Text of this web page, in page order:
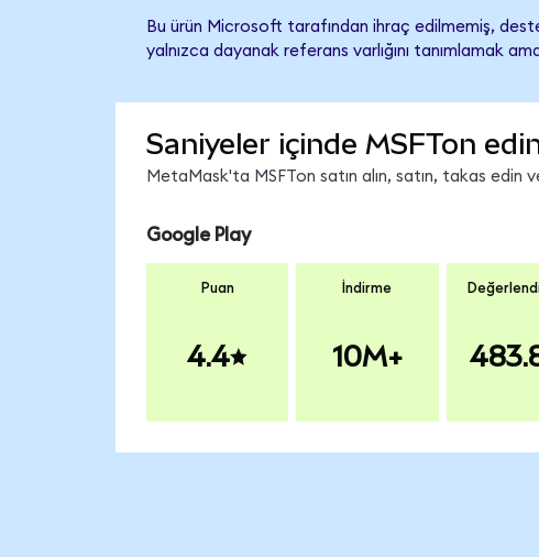
Bu ürün Microsoft tarafından ihraç edilmemiş,
yalnızca dayanak referans varlığını tanımlamak
Saniyeler içinde MSFTon
MetaMask'ta MSFTon satın alın, satın, takas edin
Google Play
Puan
4.4
İndirme
10M+